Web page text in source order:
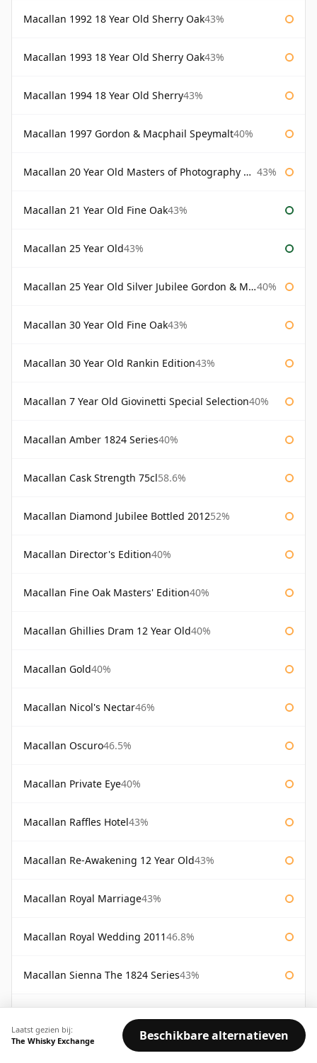
Macallan 1992 18 Year Old Sherry Oak43%
Macallan 1993 18 Year Old Sherry Oak43%
Macallan 1994 18 Year Old Sherry43%
Macallan 1997 Gordon & Macphail Speymalt40%
Macallan 20 Year Old Masters of Photography Albert Watson 43%
Macallan 21 Year Old Fine Oak43%
Macallan 25 Year Old43%
Macallan 25 Year Old Silver Jubilee Gordon & Macphail 40%
Macallan 30 Year Old Fine Oak43%
Macallan 30 Year Old Rankin Edition43%
Macallan 7 Year Old Giovinetti Special Selection40%
Macallan Amber 1824 Series40%
Macallan Cask Strength 75cl58.6%
Macallan Diamond Jubilee Bottled 201252%
Macallan Director's Edition40%
Macallan Fine Oak Masters' Edition40%
Macallan Ghillies Dram 12 Year Old40%
Macallan Gold40%
Macallan Nicol's Nectar46%
Macallan Oscuro46.5%
Macallan Private Eye40%
Macallan Raffles Hotel43%
Macallan Re-Awakening 12 Year Old43%
Macallan Royal Marriage43%
Macallan Royal Wedding 201146.8%
Macallan Sienna The 1824 Series43%
Macallan Special Reserve 75cl43%
Laatst gezien bij:
The Whisky Exchange
Beschikbare alternatieven